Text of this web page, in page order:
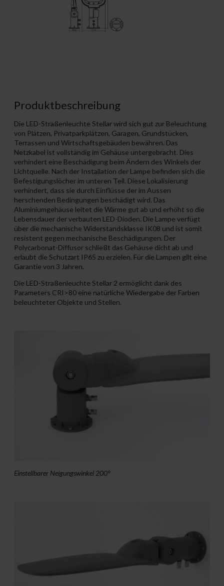
Produktbeschreibung
Die LED-Straßenleuchte Stellar wird sich gut zur Beleuchtung
von Plätzen, Privatparkplätzen, Garagen, Grundstücken,
Terrassen und Wirtschaftsgebäuden bewähren. Das
Netzkabel ist vollständig im Gehäuse untergebracht. Dies
verhindert eine Beschädigung beim Ändern des Winkels der
Lichtquelle. Nach der Installation der Lampe befinden sich die
Befestigungslöcher im unteren Teil. Diese Lokalisierung
verhindert, dass sie durch Einflüsse der im Aussen
herschenden Bedingungen beschädigt wird. Das
Aluminiumgehäuse leitet die Wärme gut ab und erhöht so die
Lebensdauer der verbauten LED-Dioden. Die Lampe verfügt
über die mechanische Widerstandsklasse IK08 und ist somit
resistent gegen mechanische Beschädigungen. Der
Polycarbonat-Diffusor schließt das Gehäuse dicht ab und
erlaubt die Schutzart IP65 zu erzielen. Für die Lampen gilt eine
Garantie von 3 Jahren.
Die LED-Straßenleuchte Stellar 2 ermöglicht dank des
Parameters CRI>80 eine natürliche Wiedergabe der Farben
beleuchteter Objekte und Stellen.
Einstellbarer Neigungswinkel 200°